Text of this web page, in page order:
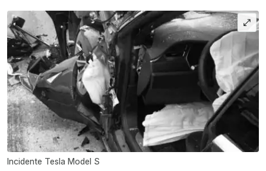
Incidente Tesla Model S